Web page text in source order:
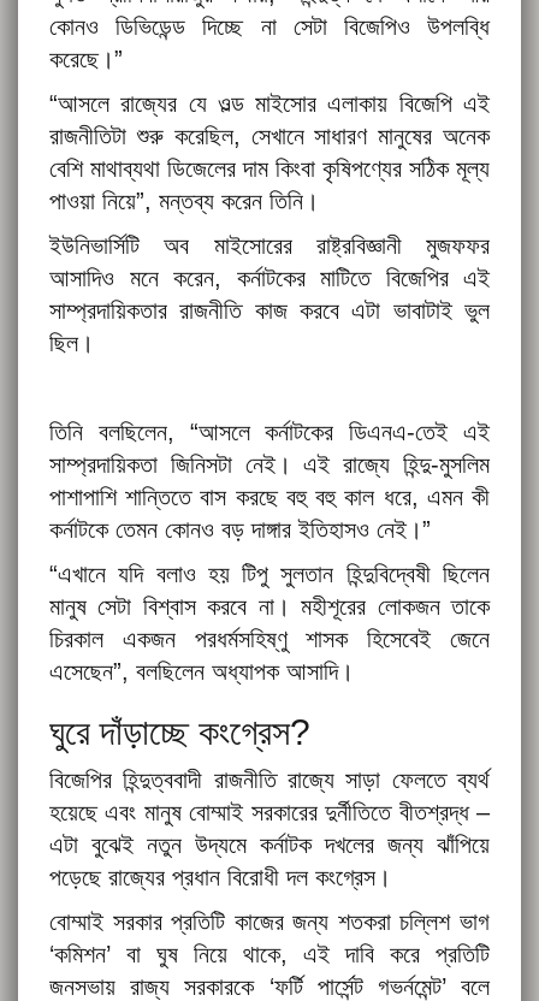
কোনও ডিভিডেন্ড দিচ্ছে না সেটা বিজেপিও উপলব্ধি
করেছে।”
“আসলে রাজ্যের যে ওল্ড মাইসোর এলাকায় বিজেপি এই
রাজনীতিটা শুরু করেছিল, সেখানে সাধারণ মানুষের অনেক
বেশি মাথাব্যথা ডিজেলের দাম কিংবা কৃষিপণ্যের সঠিক মূল্য
পাওয়া নিয়ে”, মন্তব্য করেন তিনি।
ইউনিভার্সিটি অব মাইসোরের রাষ্ট্রবিজ্ঞানী মুজফফর
আসাদিও মনে করেন, কর্নাটকের মাটিতে বিজেপির এই
সাম্প্রদায়িকতার রাজনীতি কাজ করবে এটা ভাবাটাই ভুল
ছিল।
তিনি বলছিলেন, “আসলে কর্নাটকের ডিএনএ-তেই এই
সাম্প্রদায়িকতা জিনিসটা নেই। এই রাজ্যে হিন্দু-মুসলিম
পাশাপাশি শান্তিতে বাস করছে বহু বহু কাল ধরে, এমন কী
কর্নাটকে তেমন কোনও বড় দাঙ্গার ইতিহাসও নেই।”
“এখানে যদি বলাও হয় টিপু সুলতান হিন্দুবিদ্বেষী ছিলেন
মানুষ সেটা বিশ্বাস করবে না। মহীশূরের লোকজন তাকে
চিরকাল একজন পরধর্মসহিষ্ণু শাসক হিসেবেই জেনে
এসেছেন”, বলছিলেন অধ্যাপক আসাদি।
ঘুরে দাঁড়াচ্ছে কংগ্রেস?
বিজেপির হিন্দুত্ববাদী রাজনীতি রাজ্যে সাড়া ফেলতে ব্যর্থ
হয়েছে এবং মানুষ বোম্মাই সরকারের দুর্নীতিতে বীতশ্রদ্ধ –
এটা বুঝেই নতুন উদ্যমে কর্নাটক দখলের জন্য ঝাঁপিয়ে
পড়েছে রাজ্যের প্রধান বিরোধী দল কংগ্রেস।
বোম্মাই সরকার প্রতিটি কাজের জন্য শতকরা চল্লিশ ভাগ
‘কমিশন’ বা ঘুষ নিয়ে থাকে, এই দাবি করে প্রতিটি
জনসভায় রাজ্য সরকারকে ‘ফর্টি পার্সেন্ট গভর্নমেন্ট’ বলে